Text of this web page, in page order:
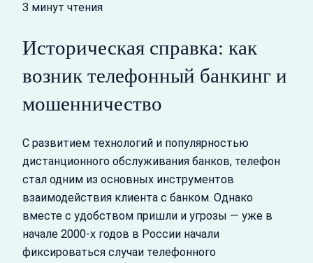
3 минут чтения
Историческая справка: как
возник телефонный банкинг и
мошенничество
С развитием технологий и популярностью
дистанционного обслуживания банков, телефон
стал одним из основных инструментов
взаимодействия клиента с банком. Однако
вместе с удобством пришли и угрозы — уже в
начале 2000-х годов в России начали
фиксироваться случаи телефонного